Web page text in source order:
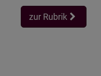
zur Rubrik